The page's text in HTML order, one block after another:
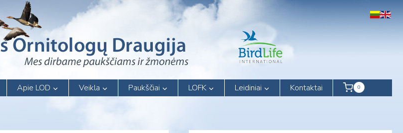
Apie LOD Veikla Paukščiai LOFK Leidiniai Kontaktai 0